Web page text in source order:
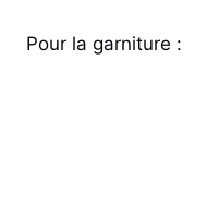
Pour la garniture :